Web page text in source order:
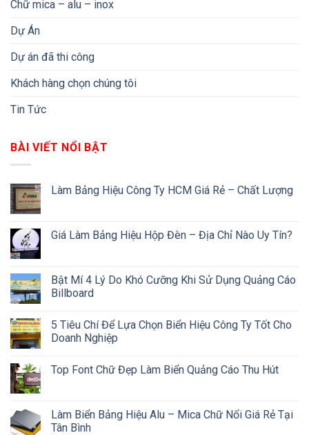
Chữ mica – alu – inox
Dự Án
Dự án đã thi công
Khách hàng chọn chúng tôi
Tin Tức
BÀI VIẾT NỔI BẬT
Làm Bảng Hiệu Công Ty HCM Giá Rẻ – Chất Lượng
Giá Làm Bảng Hiệu Hộp Đèn – Địa Chỉ Nào Uy Tín?
Bật Mí 4 Lý Do Khó Cưỡng Khi Sử Dụng Quảng Cáo
Billboard
5 Tiêu Chí Để Lựa Chọn Biển Hiệu Công Ty Tốt Cho
Doanh Nghiệp
Top Font Chữ Đẹp Làm Biển Quảng Cáo Thu Hút
Làm Biển Bảng Hiệu Alu – Mica Chữ Nổi Giá Rẻ Tại
Tân Bình